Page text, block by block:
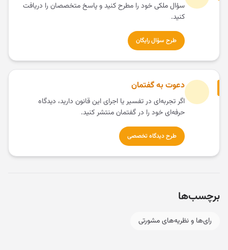
سؤال ملکی خود را مطرح کنید و پاسخ متخصصان را دریافت
کنید.
طرح سؤال رایگان
دعوت به گفتمان
اگر تجربه‌ای در تفسیر یا اجرای این قانون دارید، دیدگاه
حرفه‌ای خود را در گفتمان منتشر کنید.
طرح دیدگاه تخصصی
برچسب‌ها
رای‌ها و نظریه‌های مشورتی